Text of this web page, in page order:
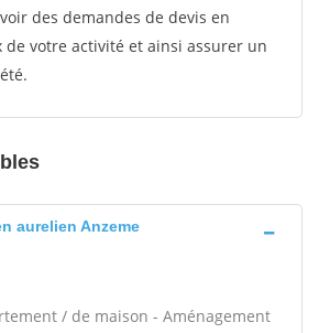
des demandes de devis en
de votre activité et ainsi assurer un
aurelien Anzeme
/ de maison - Aménagement